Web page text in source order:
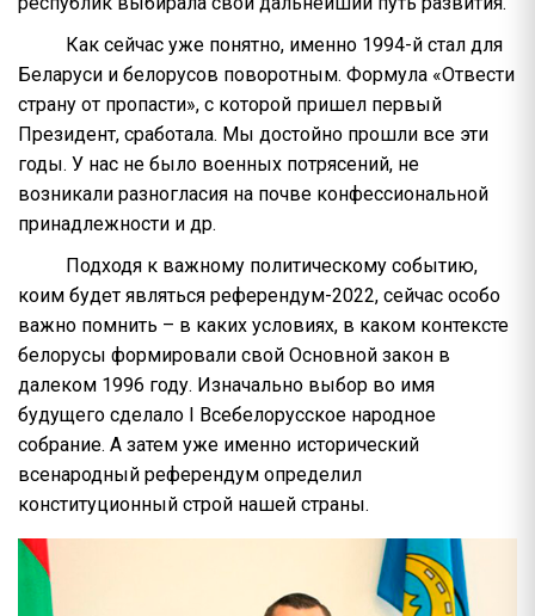
Как сейчас уже понятно, именно 1994-й стал для
Беларуси и белорусов поворотным. Формула «Отвести
страну от пропасти», с которой пришел первый
Президент, сработала. Мы достойно прошли все эти
годы. У нас не было военных потрясений, не
возникали разногласия на почве конфессиональной
принадлежности и др.
Подходя к важному политическому событию,
коим будет являться референдум-2022, сейчас особо
важно помнить – в каких условиях, в каком контексте
белорусы формировали свой Основной закон в
далеком 1996 году. Изначально выбор во имя
будущего сделало I Всебелорусское народное
собрание. А затем уже именно исторический
всенародный референдум определил
конституционный строй нашей страны.